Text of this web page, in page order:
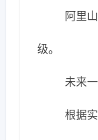
阿里
级。
未来
根据